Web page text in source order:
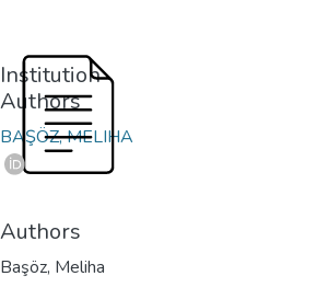
Institution
Authors
BAŞÖZ, MELIHA
Authors
Başöz, Meliha